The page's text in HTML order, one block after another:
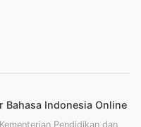
Bahasa Indonesia Online
Pendidikan dan